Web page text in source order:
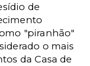
de
"piranhão"
o mais
da Casa de